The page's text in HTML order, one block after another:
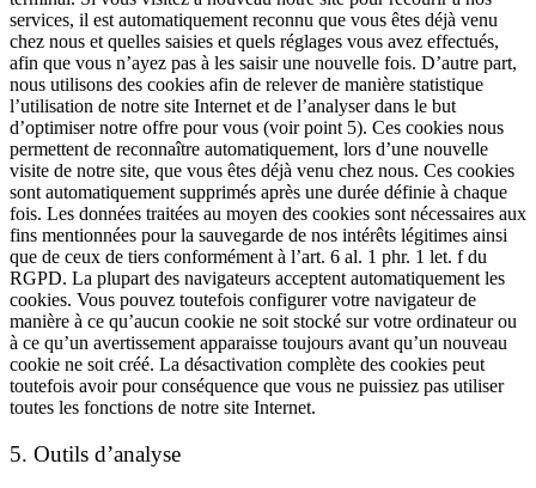
services, il est automatiquement reconnu que vous êtes déjà venu
chez nous et quelles saisies et quels réglages vous avez effectués,
afin que vous n’ayez pas à les saisir une nouvelle fois. D’autre part,
nous utilisons des cookies afin de relever de manière statistique
l’utilisation de notre site Internet et de l’analyser dans le but
d’optimiser notre offre pour vous (voir point 5). Ces cookies nous
permettent de reconnaître automatiquement, lors d’une nouvelle
visite de notre site, que vous êtes déjà venu chez nous. Ces cookies
sont automatiquement supprimés après une durée définie à chaque
fois. Les données traitées au moyen des cookies sont nécessaires aux
fins mentionnées pour la sauvegarde de nos intérêts légitimes ainsi
que de ceux de tiers conformément à l’art. 6 al. 1 phr. 1 let. f du
RGPD. La plupart des navigateurs acceptent automatiquement les
cookies. Vous pouvez toutefois configurer votre navigateur de
manière à ce qu’aucun cookie ne soit stocké sur votre ordinateur ou
à ce qu’un avertissement apparaisse toujours avant qu’un nouveau
cookie ne soit créé. La désactivation complète des cookies peut
toutefois avoir pour conséquence que vous ne puissiez pas utiliser
toutes les fonctions de notre site Internet.
5. Outils d’analyse